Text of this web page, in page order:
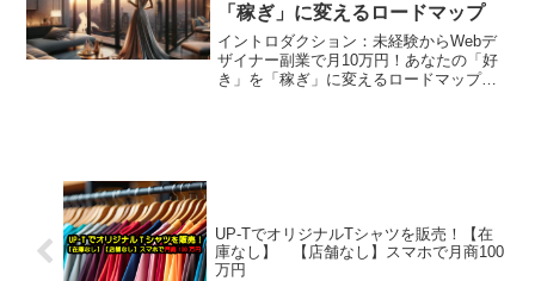
「稼ぎ」に変えるロードマップ
イントロダクション：未経験からWebデ
ザイナー副業で月10万円！あなたの「好
き」を「稼ぎ」に変えるロードマップ皆
UP-TでオリジナルTシャツを販売！【在
庫なし】 【店舗なし】スマホで月商100
万円